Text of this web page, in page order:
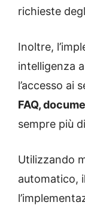
richieste
Inoltre,
intelligenza
l’accesso ai
FAQ,
sempre più
Utilizzando
automatico,